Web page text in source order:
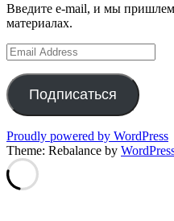
Введите e-mail, и мы
материалах.
Email
Address
Подписаться
Proudly powered by WordPress
Theme: Rebalance by